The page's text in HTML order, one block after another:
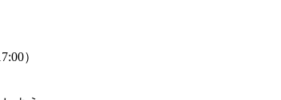
）